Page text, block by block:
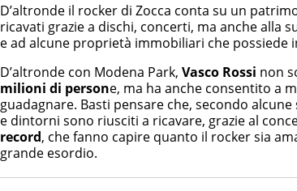
D’altronde il rocker di Zocca conta su un
ricavati grazie a dischi, concerti, ma anche alla
e ad alcune proprietà immobiliari che possiede
D’altronde con Modena Park, Vasco Rossi non
milioni di persone, ma ha anche consentito a
guadagnare. Basti pensare che, secondo alcune
e dintorni sono riusciti a ricavare, grazie al
record, che fanno capire quanto il rocker sia
grande esordio.